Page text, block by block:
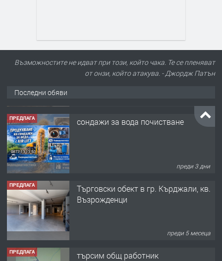
Възможностите не идват при този, който чака. Те се пленяват
от онзи, който атакува. - Джордж Патън
Последни обяви
Възрожденци